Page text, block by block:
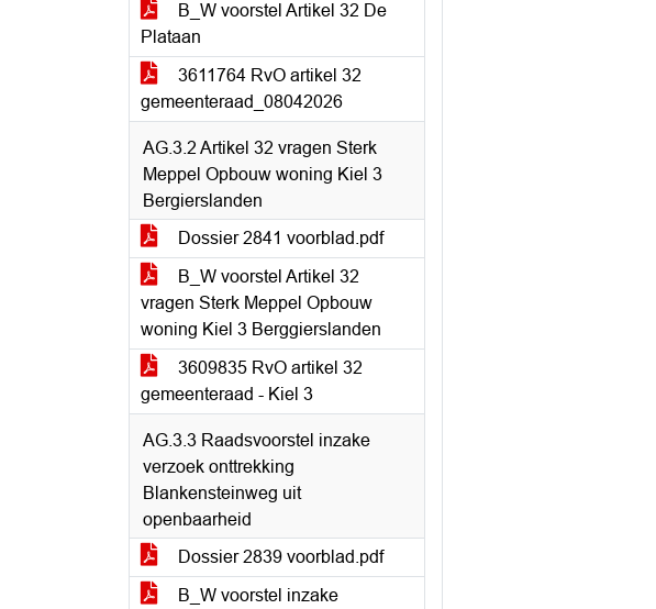
B_W voorstel Artikel 32 De
Plataan
3611764 RvO artikel 32
gemeenteraad_08042026
AG.3.2 Artikel 32 vragen Sterk
Meppel Opbouw woning Kiel 3
Bergierslanden
Dossier 2841 voorblad.pdf
B_W voorstel Artikel 32
vragen Sterk Meppel Opbouw
woning Kiel 3 Berggierslanden
3609835 RvO artikel 32
gemeenteraad - Kiel 3
AG.3.3 Raadsvoorstel inzake
verzoek onttrekking
Blankensteinweg uit
openbaarheid
Dossier 2839 voorblad.pdf
B_W voorstel inzake